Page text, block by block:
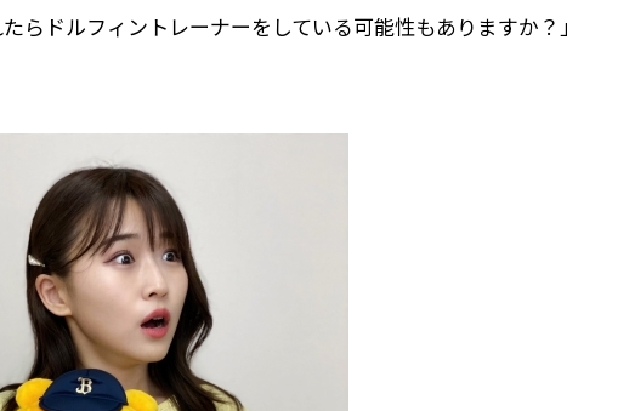
らドルフィントレーナーをしている可能性もありますか？」